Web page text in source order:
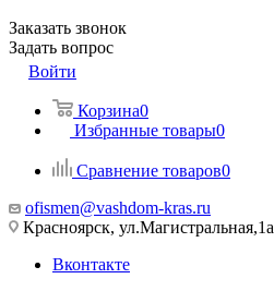
Заказать звонок
Задать вопрос
Войти
Корзина0
Избранные товары0
Сравнение товаров0
ofismen@vashdom-kras.ru
Красноярск, ул.Магистральная,1а
Вконтакте